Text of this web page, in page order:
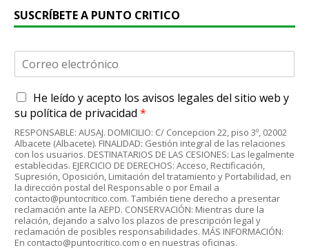
SUSCRÍBETE A PUNTO CRITICO
C
r
e
o
e
l
e
c
t
r
ó
n
A
c
e
r
d
o
R
G
P
D
He leído y acepto los avisos legales del sitio web y
su política de privacidad *
RESPONSABLE: AUSAJ. DOMICILIO: C/ Concepcion 22, piso 3º, 02002
Albacete (Albacete). FINALIDAD: Gestión integral de las relaciones
con los usuarios. DESTINATARIOS DE LAS CESIONES: Las legalmente
establecidas. EJERCICIO DE DERECHOS: Acceso, Rectificación,
Supresión, Oposición, Limitación del tratamiento y Portabilidad, en
la dirección postal del Responsable o por Email a
contacto@puntocritico.com. También tiene derecho a presentar
reclamación ante la AEPD. CONSERVACIÓN: Mientras dure la
relación, dejando a salvo los plazos de prescripción legal y
reclamación de posibles responsabilidades. MÁS INFORMACIÓN:
En contacto@puntocritico.com o en nuestras oficinas.